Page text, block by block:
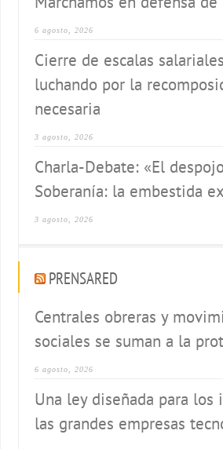
6 agosto, 2026
Cierre de escalas
luchando por la
necesaria
3 agosto, 2026
Charla-Debate: «El
Soberanía: la embestida
3 agosto, 2026
PRENSARED
Centrales obreras y
sociales se suman a la
6 agosto, 2026
Una ley diseñada para los
las grandes empresas